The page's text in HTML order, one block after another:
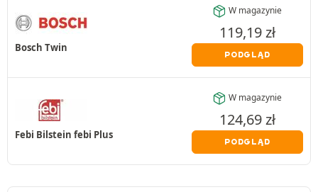
Bosch Twin
W magazynie
119,19zł
PODGLĄD
Febi Bilstein febi Plus
W magazynie
124,69zł
PODGLĄD